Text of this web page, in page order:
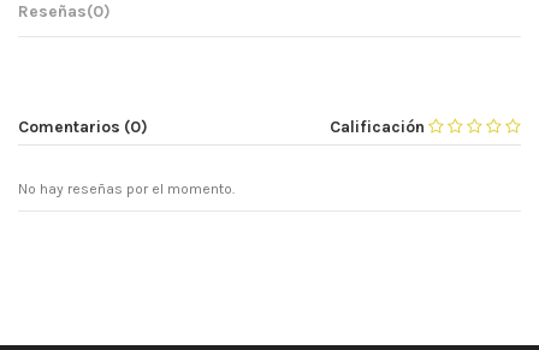
Reseñas(0)
Calificación
Comentarios (0)
No hay reseñas por el momento.